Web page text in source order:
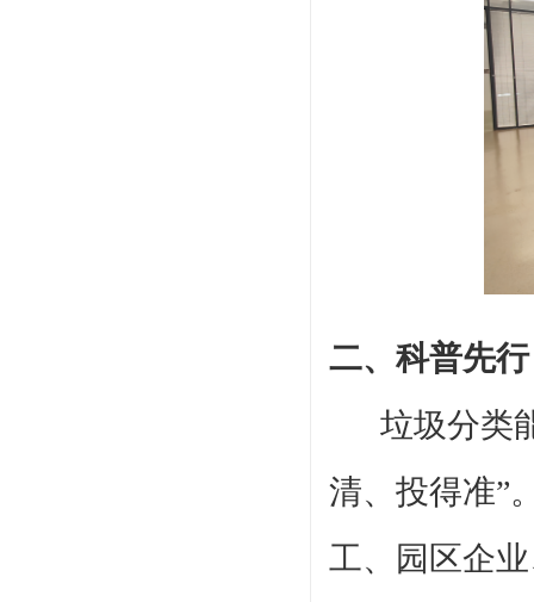
二、科普先
垃圾分类
清、投得准”
工、园区企